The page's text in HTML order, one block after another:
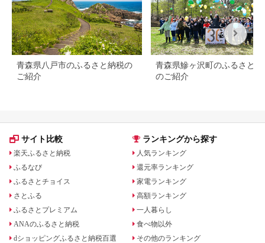
青森県八戸市のふるさと納税の
ご紹介
青森県鰺ヶ沢町のふるさと納
のご紹介
サイト比較
楽天ふるさと納税
ふるなび
ふるさとチョイス
さとふる
ふるさとプレミアム
ANAのふるさと納税
dショッピングふるさと納税百選
ランキングから探す
人気ランキング
還元率ランキング
家電ランキング
高額ランキング
一人暮らし
食べ物以外
その他のランキング